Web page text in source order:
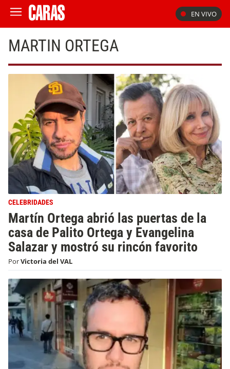
EN VIVO
MARTIN ORTEGA
CELEBRIDADES
Martín Ortega abrió las puertas de la
casa de Palito Ortega y Evangelina
Salazar y mostró su rincón favorito
PorVictoria del VAL